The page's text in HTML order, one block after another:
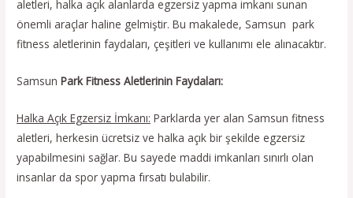
aletleri, halka açık alanlarda egzersiz yapma imkanı sunan
önemli araçlar haline gelmiştir. Bu makalede, Samsun park
fitness aletlerinin faydaları, çeşitleri ve kullanımı ele alınacaktır.
SamsunPark Fitness Aletlerinin Faydaları:
Halka Açık Egzersiz İmkanı: Parklarda yer alan Samsun fitness
aletleri, herkesin ücretsiz ve halka açık bir şekilde egzersiz
yapabilmesini sağlar. Bu sayede maddi imkanları sınırlı olan
insanlar da spor yapma fırsatı bulabilir.